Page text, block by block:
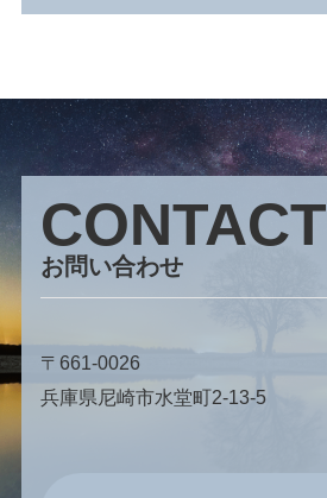
CONTACT
お問い合わせ
〒661-0026
兵庫県尼崎市水堂町2-13-5